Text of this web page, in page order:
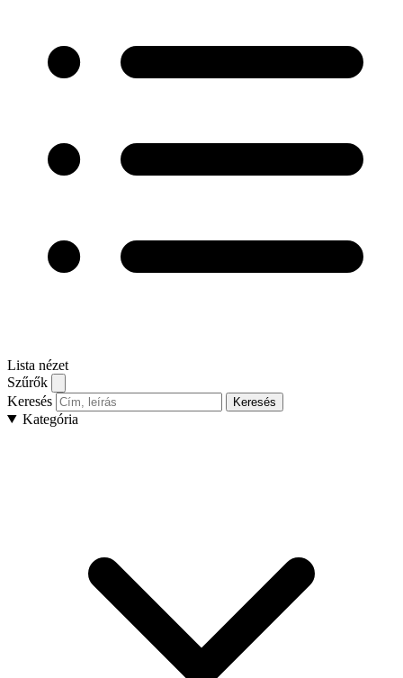
Lista nézet
Szűrők
Keresés
Keresés
Kategória